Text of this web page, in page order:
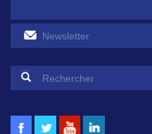
Formulaire de